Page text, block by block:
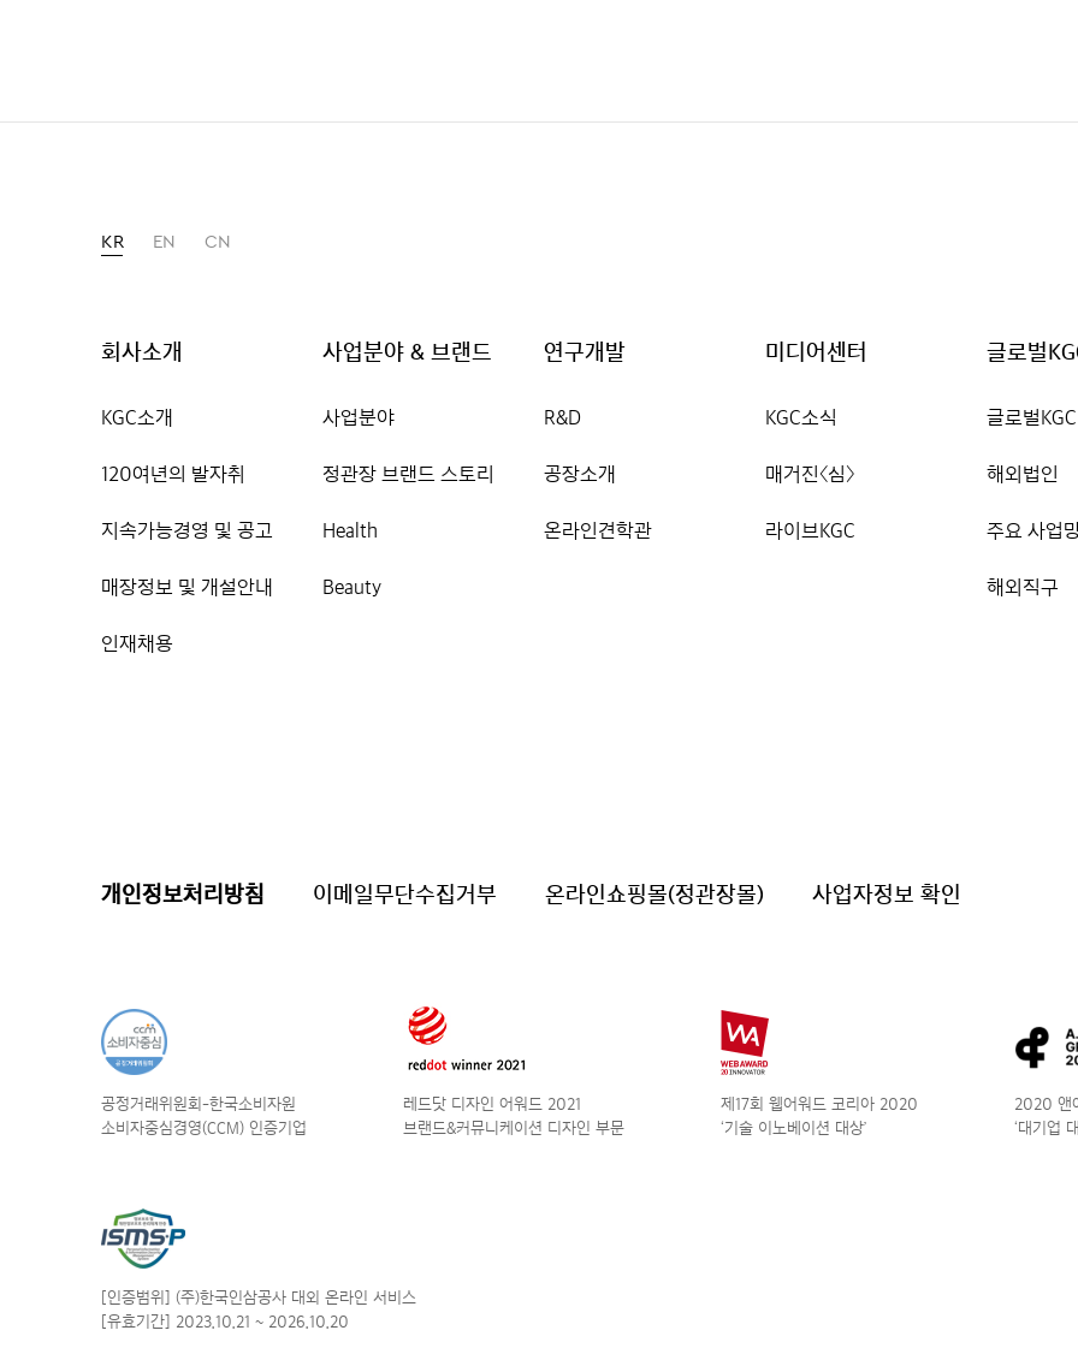
KR EN CN
회사소개
KGC소개
120여년의 발자취
지속가능경영 및 공고
매장정보 및 개설안내
인재채용
사업분야 & 브랜드
사업분야
정관장 브랜드 스토리
Health
Beauty
연구개발
R&D
공장소개
온라인견학관
미디어센터
KGC소식
매거진〈심〉
라이브KGC
글로벌
글로벌
해외법인
주요 사업
해외직구
개인정보처리방침 이메일무단수집거부 온라인쇼핑몰(정관장몰) 사업자정보 확인
공정거래위원회-한국소비자원
소비자중심경영(CCM) 인증기업
레드닷 디자인 어워드 2021
브랜드&커뮤니케이션 디자인 부문
제17회 웹어워드 코리아 2020
‘기술 이노베이션 대상’
2020 앤
‘대기업
[인증범위] (주)한국인삼공사 대외 온라인 서비스
[유효기간] 2023.10.21 ~ 2026.10.20